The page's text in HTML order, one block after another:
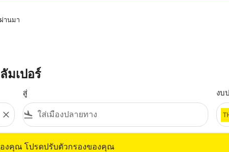
านมา
มเปอร์
close
สู่
flight_land
งบ
งคุณ โปรดปรับตัวกรองของคุณ